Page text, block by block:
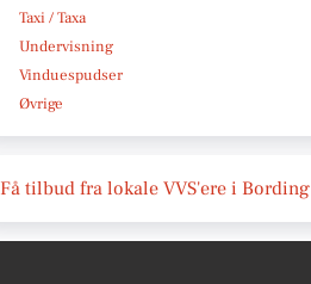
Taxi / Taxa
Undervisning
Vinduespudser
Øvrige
Få tilbud fra lokale VVS'ere i Bording